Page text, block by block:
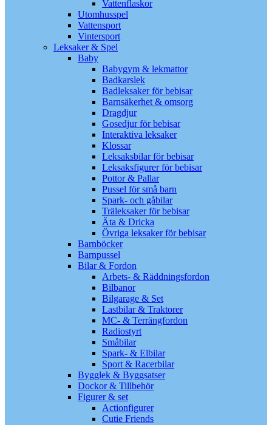
Vattenflaskor
Utomhusspel
Vattensport
Vintersport
Leksaker & Spel
Baby
Babygym & lekmattor
Badkarslek
Badleksaker för bebisar
Barnsäkerhet & omsorg
Dragdjur
Gosedjur för bebisar
Interaktiva leksaker
Klossar
Leksaksbilar för bebisar
Leksaksfigurer för bebisar
Pottor & Pallar
Pussel för små barn
Spark- och gåbilar
Träleksaker för bebisar
Äta & Dricka
Övriga leksaker för bebisar
Barnböcker
Barnpussel
Bilar & Fordon
Arbets- & Räddningsfordon
Bilbanor
Bilgarage & Set
Lastbilar & Traktorer
MC- & Terrängfordon
Radiostyrt
Småbilar
Spark- & Elbilar
Sport & Racerbilar
Bygglek & Byggsatser
Dockor & Tillbehör
Figurer & set
Actionfigurer
Cutie Friends